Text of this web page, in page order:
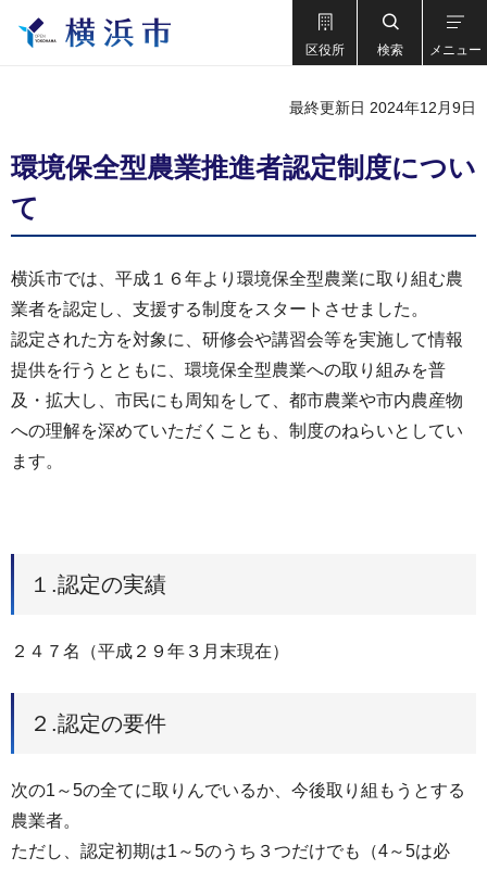
区役所 検索 メニュー
最終更新日 2024年12月9日
環境保全型農業推進者認定制度につい
て
横浜市では、平成１６年より環境保全型農業に取り組む農
業者を認定し、支援する制度をスタートさせました。
認定された方を対象に、研修会や講習会等を実施して情報
提供を行うとともに、環境保全型農業への取り組みを普
及・拡大し、市民にも周知をして、都市農業や市内農産物
への理解を深めていただくことも、制度のねらいとしてい
ます。
１.認定の実績
２４７名（平成２９年３月末現在）
２.認定の要件
次の1～5の全てに取りんでいるか、今後取り組もうとする
農業者。
ただし、認定初期は1～5のうち３つだけでも（4～5は必